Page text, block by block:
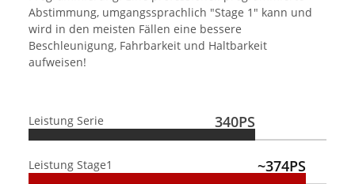
Abstimmung, umgangssprachlich "Stage 1" kann und
wird in den meisten Fällen eine bessere
Beschleunigung, Fahrbarkeit und Haltbarkeit
aufweisen!
Leistung Serie 340PS
Leistung Stage1 ~374PS